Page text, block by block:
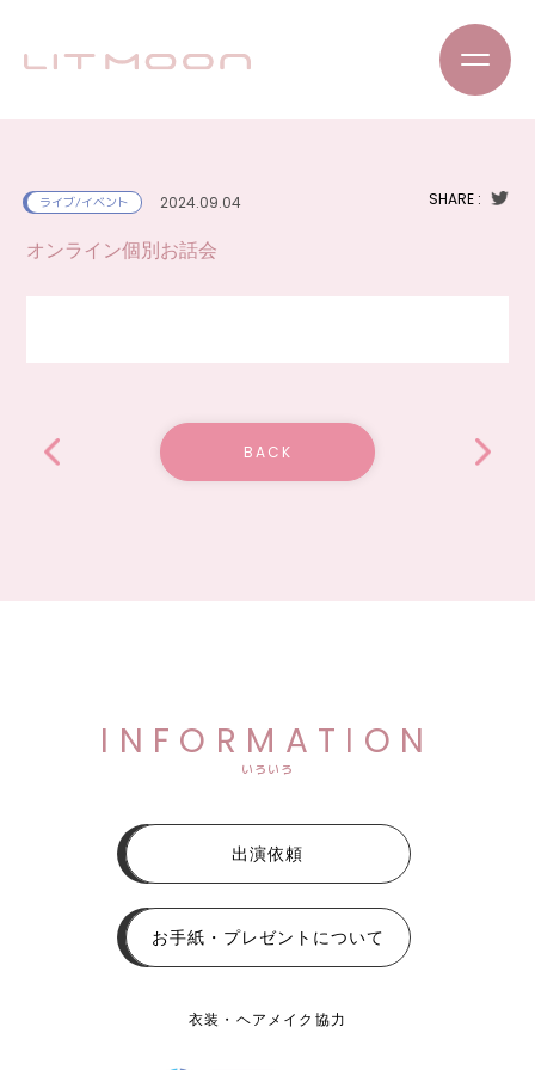
ライブ/イベント 2024.09.04 SHARE :
オンライン個別お話会
BACK
INFORMATION
いろいろ
出演依頼
お手紙・プレゼントについて
衣装・ヘアメイク協力